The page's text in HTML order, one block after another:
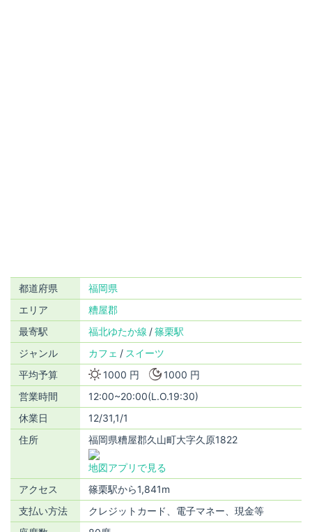
都道府県
福岡県
エリア
糟屋郡
最寄駅
福北ゆたか線
篠栗駅
ジャンル
カフェ
スイーツ
平均予算
1000 円
1000 円
営業時間
12:00~20:00(L.O.19:30)
休業日
12/31,1/1
住所
福岡県糟屋郡久山町大字久原1822
地図アプリで見る
アクセス
篠栗駅から1,841m
支払い方法
クレジットカード、電子マネー、現金等